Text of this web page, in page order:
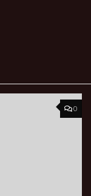
0